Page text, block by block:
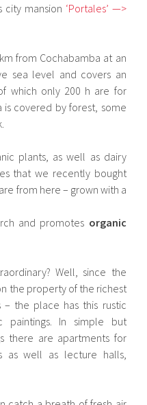
mansion ‘Portales’ —>
from Cochabamba at an
sea level and covers an
which only 200 h are for
is covered by forest, some
plants, as well as dairy
that we recently bought
from here – grown with a
and promotes organic
Well, since the
the property of the richest
the place has this rustic
paintings. In simple but
there are apartments for
as well as lecture halls,